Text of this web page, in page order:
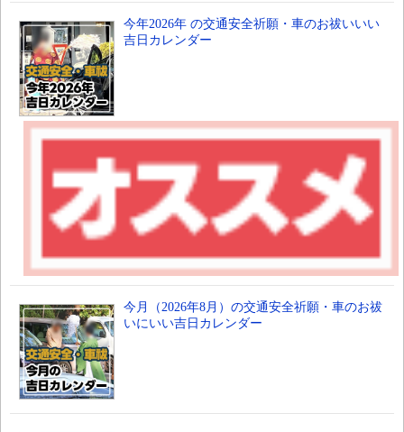
今年2026年 の交通安全祈願・車のお祓いいい
吉日カレンダー
今月（2026年8月）の交通安全祈願・車のお祓
いにいい吉日カレンダー